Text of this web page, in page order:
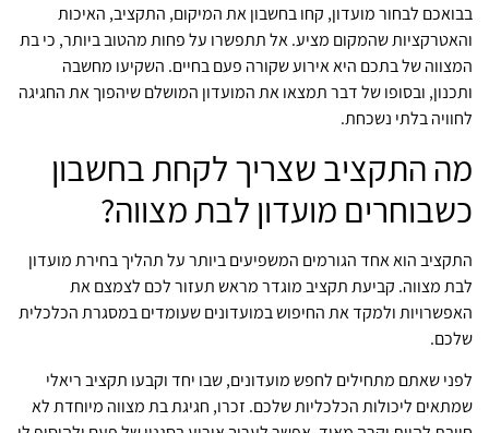
בבואכם לבחור מועדון, קחו בחשבון את המיקום, התקציב, האיכות
והאטרקציות שהמקום מציע. אל תתפשרו על פחות מהטוב ביותר, כי בת
המצווה של בתכם היא אירוע שקורה פעם בחיים. השקיעו מחשבה
ותכנון, ובסופו של דבר תמצאו את המועדון המושלם שיהפוך את החגיגה
לחוויה בלתי נשכחת.
מה התקציב שצריך לקחת בחשבון
כשבוחרים מועדון לבת מצווה?
התקציב הוא אחד הגורמים המשפיעים ביותר על תהליך בחירת מועדון
לבת מצווה. קביעת תקציב מוגדר מראש תעזור לכם לצמצם את
האפשרויות ולמקד את החיפוש במועדונים שעומדים במסגרת הכלכלית
שלכם.
לפני שאתם מתחילים לחפש מועדונים, שבו יחד וקבעו תקציב ריאלי
שמתאים ליכולות הכלכליות שלכם. זכרו, חגיגת בת מצווה מיוחדת לא